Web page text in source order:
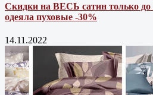
Скидки на ВЕСЬ сатин только
одеяла пуховые -30%
14.11.2022